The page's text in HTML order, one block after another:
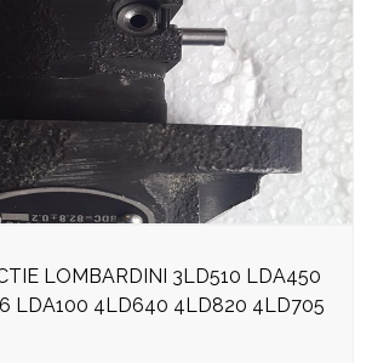
LOMBARDINI 3LD510 LDA450
LDA100 4LD640 4LD820 4LD705